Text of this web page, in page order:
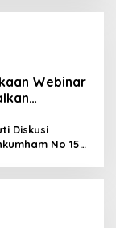
Webinar
Diskusi
No 15